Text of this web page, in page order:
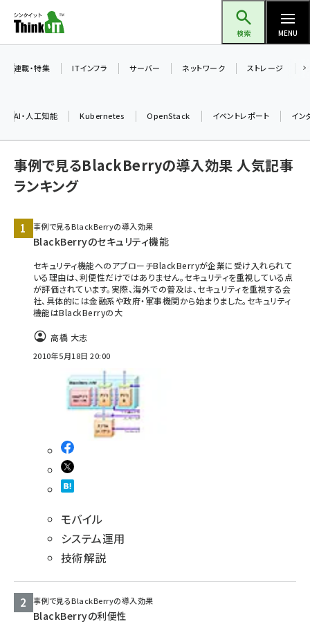
ン
ツ
検索 MENU
ai (2480)
加藤銘のチーム貢献～仲間と築いた勝利の絆～ (2304)
北海道をのんびり旅する晴山佳須夫のヒント集！ (2017)
drupal (1940)
genai (1473)
ai crunch (1347)
abc123 (1346)
連載・特集 ITインフラ サーバー ネットワーク ストレージ
AI・人工知能 Kubernetes OpenStack イベントレポート イン
事例で見るBlackBerryの導入効果 人気記事
ランキング
事例で見るBlackBerryの導入効果
BlackBerryのセキュリティ機能
セキュリティ機能へのアプローチBlackBerryが企業に受け入れられて
いる理由は、利便性だけではありません。セキュリティを重視している点
が評価されています。実際、海外での普及は、セキュリティを重視する会
社、具体的には金融系や政府・軍事機関から始まりました。セキュリティ
機能はBlackBerryの大
高橋 大志
2010年5月18日 20:00
モバイル
システム運用
技術解説
事例で見るBlackBerryの導入効果
BlackBerryの利便性